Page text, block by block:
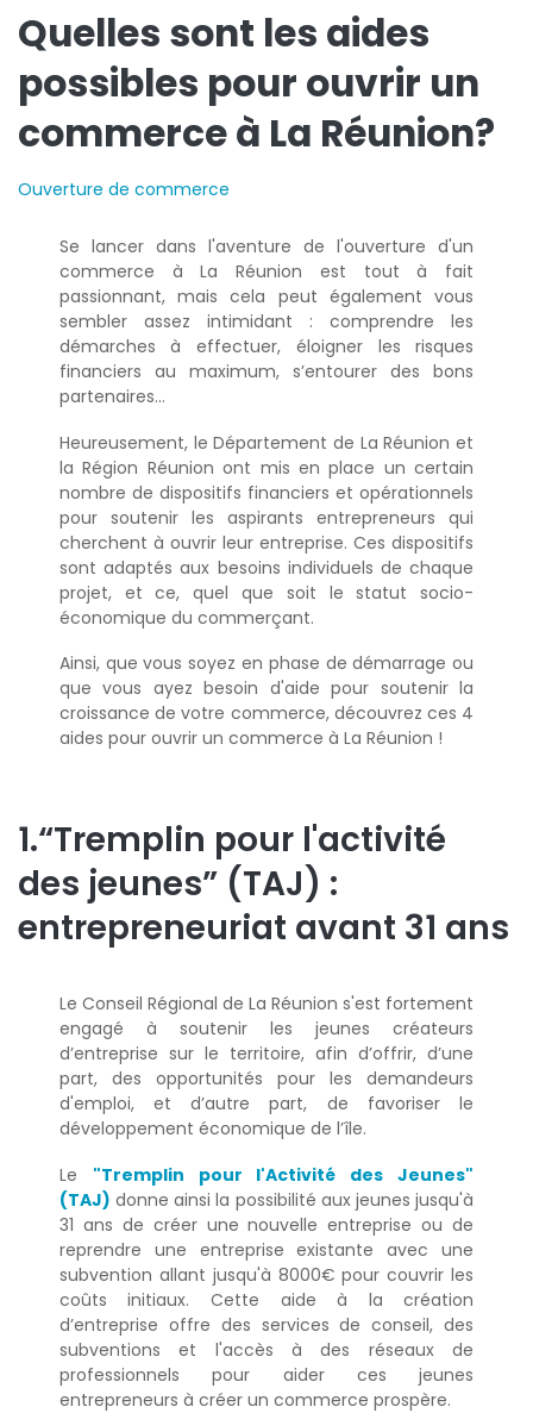
Quelles sont les aides
possibles pour ouvrir un
commerce à La Réunion?
Ouverture de commerce
Se lancer dans l'aventure de l'ouverture d'un
commerce à La Réunion est tout à fait
passionnant, mais cela peut également vous
sembler assez intimidant : comprendre les
démarches à effectuer, éloigner les risques
financiers au maximum, s’entourer des bons
partenaires…
Heureusement, le Département de La Réunion et
la Région Réunion ont mis en place un certain
nombre de dispositifs financiers et opérationnels
pour soutenir les aspirants entrepreneurs qui
cherchent à ouvrir leur entreprise. Ces dispositifs
sont adaptés aux besoins individuels de chaque
projet, et ce, quel que soit le statut socio-
économique du commerçant.
Ainsi, que vous soyez en phase de démarrage ou
que vous ayez besoin d'aide pour soutenir la
croissance de votre commerce, découvrez ces 4
aides pour ouvrir un commerce à La Réunion !
1.“Tremplin pour l'activité
des jeunes” (TAJ) :
entrepreneuriat avant 31 ans
Le Conseil Régional de La Réunion s'est fortement
engagé à soutenir les jeunes créateurs
d’entreprise sur le territoire, afin d’offrir, d’une
part, des opportunités pour les demandeurs
d'emploi, et d’autre part, de favoriser le
développement économique de l’île.
Le "Tremplin pour l'Activité des Jeunes"
(TAJ) donne ainsi la possibilité aux jeunes jusqu'à
31 ans de créer une nouvelle entreprise ou de
reprendre une entreprise existante avec une
subvention allant jusqu'à 8000€ pour couvrir les
coûts initiaux. Cette aide à la création
d’entreprise offre des services de conseil, des
subventions et l'accès à des réseaux de
professionnels pour aider ces jeunes
entrepreneurs à créer un commerce prospère.